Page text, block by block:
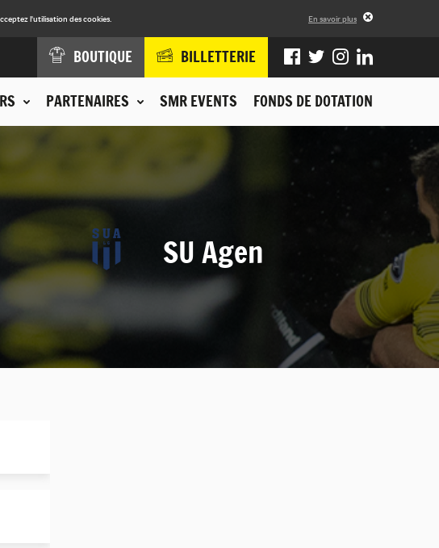
l'utilisation des cookies. En savoir plus
PARTENAIRES SMR EVENTS FONDS DE DOTATION
BOUTIQUE BILLETTERIE
SU Agen